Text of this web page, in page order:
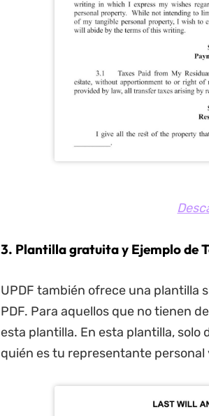
3. Plantilla gratuita y Ejemplo de
UPDF también ofrece una plantilla
PDF. Para aquellos que no tienen
esta plantilla. En esta plantilla,
quién es tu representante